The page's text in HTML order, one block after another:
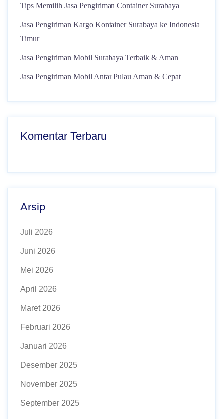
Tips Memilih Jasa Pengiriman Container Surabaya
Jasa Pengiriman Kargo Kontainer Surabaya ke Indonesia
Timur
Jasa Pengiriman Mobil Surabaya Terbaik & Aman
Jasa Pengiriman Mobil Antar Pulau Aman & Cepat
Komentar Terbaru
Arsip
Juli 2026
Juni 2026
Mei 2026
April 2026
Maret 2026
Februari 2026
Januari 2026
Desember 2025
November 2025
September 2025